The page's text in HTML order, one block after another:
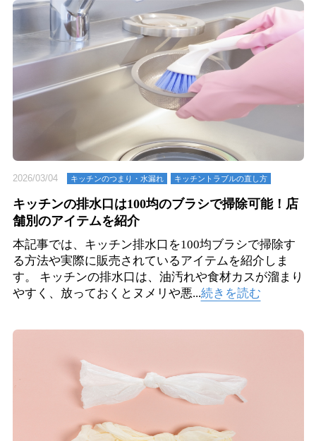
2026/03/04 キッチンのつまり・⽔漏れ キッチントラブルの直し方
キッチンの排水口は100均のブラシで掃除可能！店
舗別のアイテムを紹介
本記事では、キッチン排水口を100均ブラシで掃除す
る方法や実際に販売されているアイテムを紹介しま
す。 キッチンの排水口は、油汚れや食材カスが溜まり
やすく、放っておくとヌメリや悪...続きを読む